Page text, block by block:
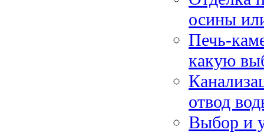
осины
Печь-
какую
отвод
Выбор и